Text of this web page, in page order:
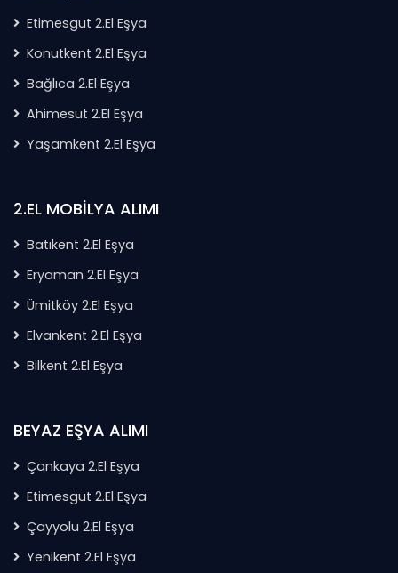
Etimesgut 2.El Eşya
Konutkent 2.El Eşya
Bağlıca 2.El Eşya
Ahimesut 2.El Eşya
Yaşamkent 2.El Eşya
2.EL MOBİLYA ALIMI
Batıkent 2.El Eşya
Eryaman 2.El Eşya
Ümitköy 2.El Eşya
Elvankent 2.El Eşya
Bilkent 2.El Eşya
BEYAZ EŞYA ALIMI
Çankaya 2.El Eşya
Etimesgut 2.El Eşya
Çayyolu 2.El Eşya
Yenikent 2.El Eşya